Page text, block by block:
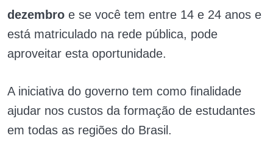
dezembro e se você tem entre 14 e 24 anos e
está matriculado na rede pública, pode
aproveitar esta oportunidade.
A iniciativa do governo tem como finalidade
ajudar nos custos da formação de estudantes
em todas as regiões do Brasil.